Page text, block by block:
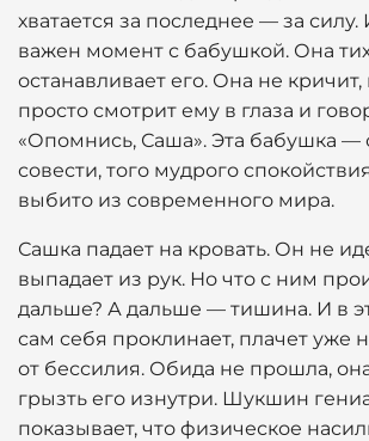
хватается за последнее — за силу.
важен момент с бабушкой. Она
останавливает его. Она не кричит,
просто смотрит ему в глаза и
«Опомнись, Саша». Эта бабушка —
совести, того мудрого
выбито из современного мира.
Сашка падает на кровать. Он не
выпадает из рук. Но что с ним
дальше? А дальше — тишина. И в
сам себя проклинает, плачет уже
от бессилия. Обида не прошла,
грызть его изнутри. Шукшин
показывает, что физическое